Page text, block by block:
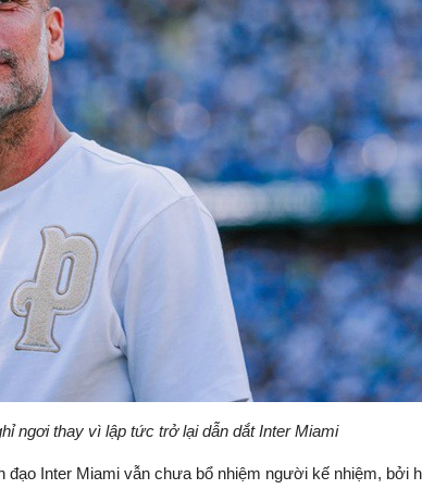
ngơi thay vì lập tức trở lại dẫn dắt Inter Miami
Inter Miami vẫn chưa bổ nhiệm người kế nhiệm, bởi